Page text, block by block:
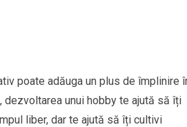
poate adăuga un plus de împlinire
unui hobby te ajută să îți
liber, dar te ajută să îți cultivi